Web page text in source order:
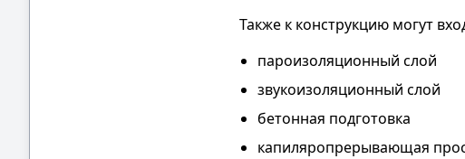
Также к конструкцию могут
пароизоляционный слой
звукоизоляционный слой
бетонная подготовка
капиляропрерывающая